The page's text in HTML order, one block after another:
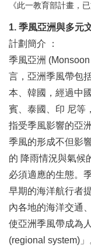
《此一教育部計畫，
1. 季風亞洲與多元
計劃簡介 ：
季風亞洲
言，亞洲季風帶包
本、韓國，經過中
賓、泰國、印 尼等
指受季風影響的亞
季風的形成不但影
的 降雨情況與氣候
必須適應的生態。
早期的海洋航行者
內各地的海洋交通
使亞洲季風帶成為
(regional system)」